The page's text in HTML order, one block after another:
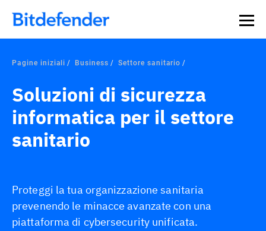
Pagine iniziali Business Settore sanitario
Soluzioni di sicurezza
informatica per il settore
sanitario
Proteggi la tua organizzazione sanitaria
prevenendo le minacce avanzate con una
piattaforma di cybersecurity unificata.